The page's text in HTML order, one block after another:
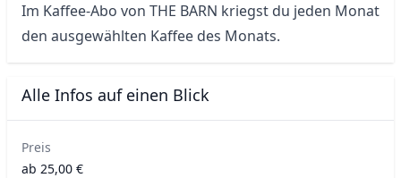
Im Kaffee-Abo von THE BARN kriegst du jeden Monat
den ausgewählten Kaffee des Monats.
Alle Infos auf einen Blick
Preis
ab 25,00 €